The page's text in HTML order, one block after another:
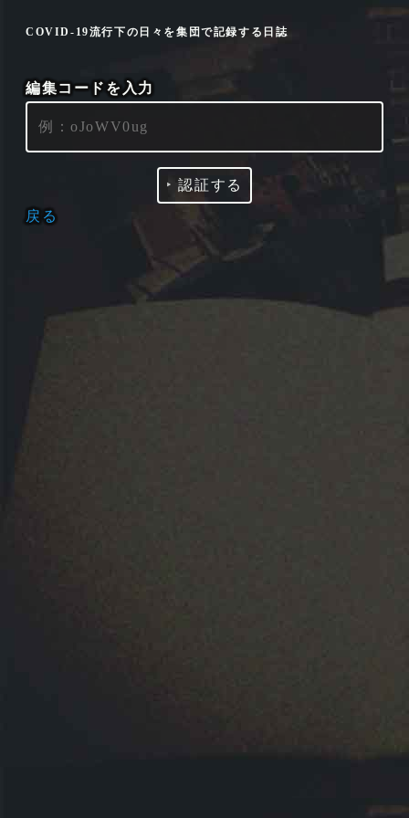
COVID-19流行下の日々を集団で記録する日誌
編集コードを入力
‣ 認証する
戻る